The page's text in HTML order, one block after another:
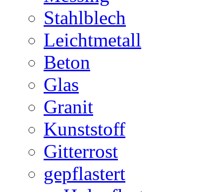
Stahlblech
Leichtmetall
Beton
Glas
Granit
Kunststoff
Gitterrost
gepflastert